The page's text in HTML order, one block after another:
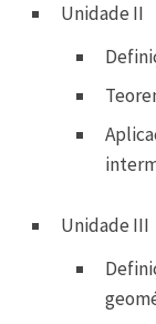
Unidade II
Unidade III